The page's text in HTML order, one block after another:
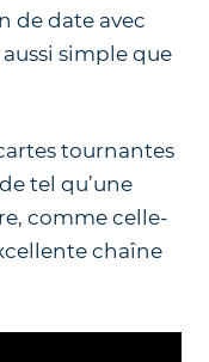
de date avec
simple que
tournantes
tel qu’une
comme celle-
chaîne